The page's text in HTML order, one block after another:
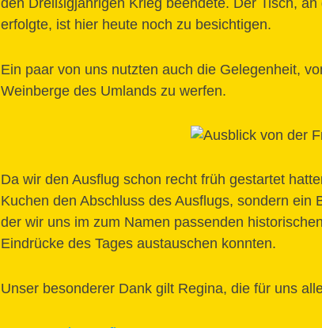
den Dreißigjährigen Krieg beendete. Der Tisch,
erfolgte, ist hier heute noch zu besichtigen.
Ein paar von uns nutzten auch die Gelegenheit,
Weinberge des Umlands zu werfen.
Da wir den Ausflug schon recht früh gestartet
Kuchen den Abschluss des Ausflugs, sondern ein
der wir uns im zum Namen passenden
Eindrücke des Tages austauschen konnten.
Unser besonderer Dank gilt Regina, die für uns